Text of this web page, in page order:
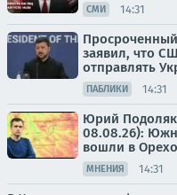
СМИ 14:31
заявил, что
отправлять
ПАБЛИКИ 14:31
Юрий
08.08.26):
вошли в
МНЕНИЯ 14:31